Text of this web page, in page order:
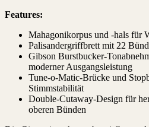
Features:
Mahagonikorpus und -hals für
Palisandergriffbrett mit 22
Gibson Burstbucker-
moderner Ausgangsleistung
Tune-o-Matic-Brücke und
Stimmstabilität
Double-Cutaway-Design für
oberen Bünden